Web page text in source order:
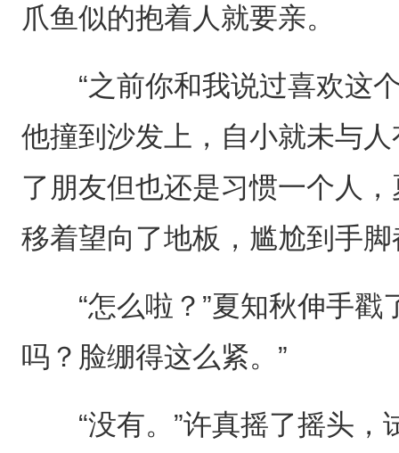
爪鱼似的抱着人就要亲。
“之前你和我说过喜欢这
他撞到沙发上，自小就未与
了朋友但也还是习惯一个人
移着望向了地板，尴尬到手
“怎么啦？”夏知秋伸手戳
吗？脸绷得这么紧。”
“没有。”许真摇了摇头，